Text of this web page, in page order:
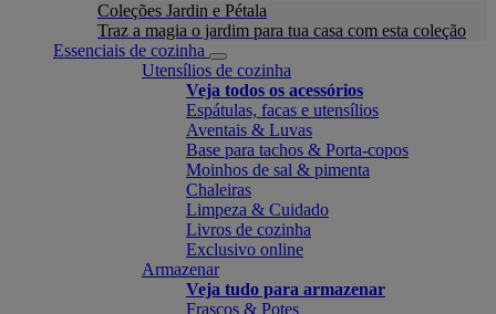
Coleções Jardin e Pétala
Traz a magia o jardim para tua casa com esta coleção
Essenciais de cozinha
Utensílios de cozinha
Veja todos os acessórios
Espátulas, facas e utensílios
Aventais & Luvas
Base para tachos & Porta-copos
Moinhos de sal & pimenta
Chaleiras
Limpeza & Cuidado
Livros de cozinha
Exclusivo online
Armazenar
Veja tudo para armazenar
Frascos & Potes